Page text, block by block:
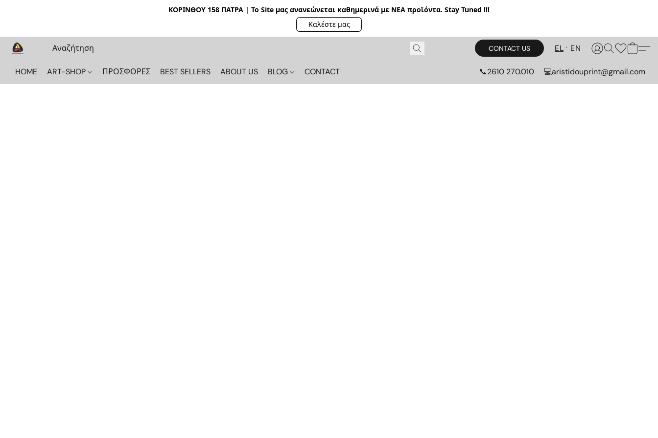
ΚΟΡΙΝΘΟΥ 158 ΠΑΤΡΑ | Το Site μας ανανεώνεται καθημερινά με ΝΕΑ προϊόντα. Stay Tuned !!!
Καλέστε μας
CONTACT US EL EN
HOME ART-SHOP ΠΡΟΣΦΟΡΕΣ BEST SELLERS ABOUT US BLOG CONTACT 📞2610 270.010 💻aristidouprint@gmail.com